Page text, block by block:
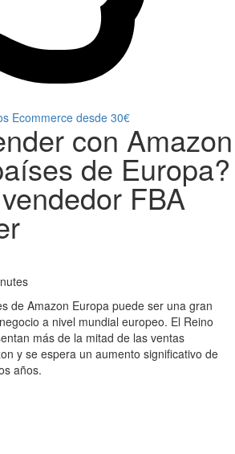
Ecommerce desde 30€
con Amazon
de Europa?
FBA
de Amazon Europa puede ser una gran
a nivel mundial europeo. El Reino
más de la mitad de las ventas
y se espera un aumento significativo de
años.